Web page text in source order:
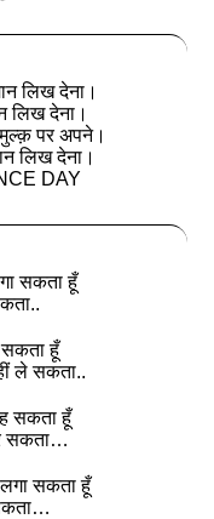
लिख देना।
लिख देना।
मुल्क़ पर अपने।
लिख देना।
DAY
सकता हूँ
सकता हूँ
ले सकता..
सकता हूँ
सकता…
सकता हूँ